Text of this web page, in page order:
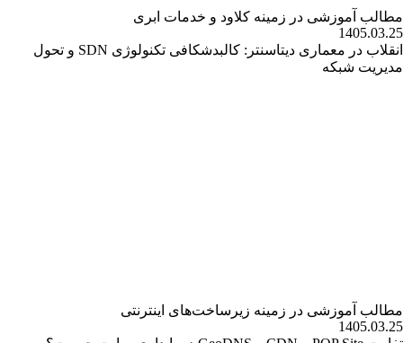
مطالب آموزشی در زمینه کلاود و خدمات ابری
1405.03.25
انقلاب در معماری دیتاسنتر: کالبدشکافی تکنولوژی SDN و تحول
مدیریت شبکه
مطالب آموزشی در زمینه زیرساخت‌های اینترنتی
1405.03.25